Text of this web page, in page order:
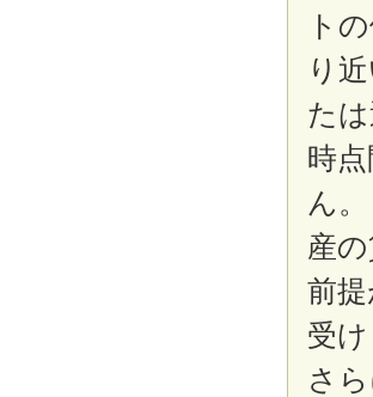
ト
り
た
時
ん
産
前
受
さ